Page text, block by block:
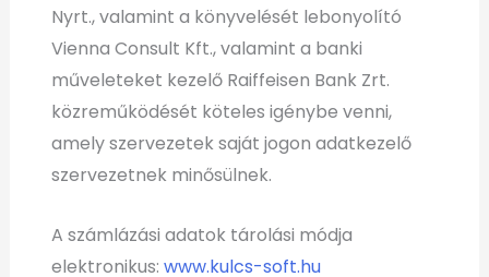
Nyrt., valamint a könyvelését lebonyolító
Vienna Consult Kft., valamint a banki
műveleteket kezelő Raiffeisen Bank Zrt.
közreműködését köteles igénybe venni,
amely szervezetek saját jogon adatkezelő
szervezetnek minősülnek.
A számlázási adatok tárolási módja
elektronikus:www.kulcs-soft.hu